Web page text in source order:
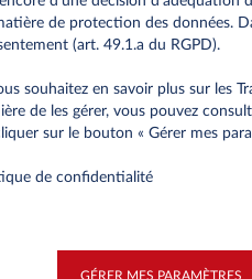
pour
processus complexe
de protection des données.
(art. 49.1.a du RGPD).
souhaitez en savoir plus sur les
de les gérer, vous pouvez
sur le bouton « Gérer mes
de confidentialité
GÉRER MES PARAMÈTRES